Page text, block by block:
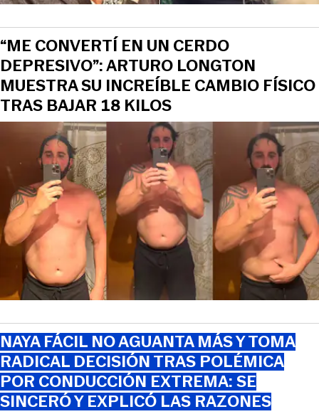
“ME CONVERTÍ EN UN CERDO
DEPRESIVO”: ARTURO LONGTON
MUESTRA SU INCREÍBLE CAMBIO FÍSICO
TRAS BAJAR 18 KILOS
NAYA FÁCIL NO AGUANTA MÁS Y TOMA
RADICAL DECISIÓN TRAS POLÉMICA
POR CONDUCCIÓN EXTREMA: SE
SINCERÓ Y EXPLICÓ LAS RAZONES